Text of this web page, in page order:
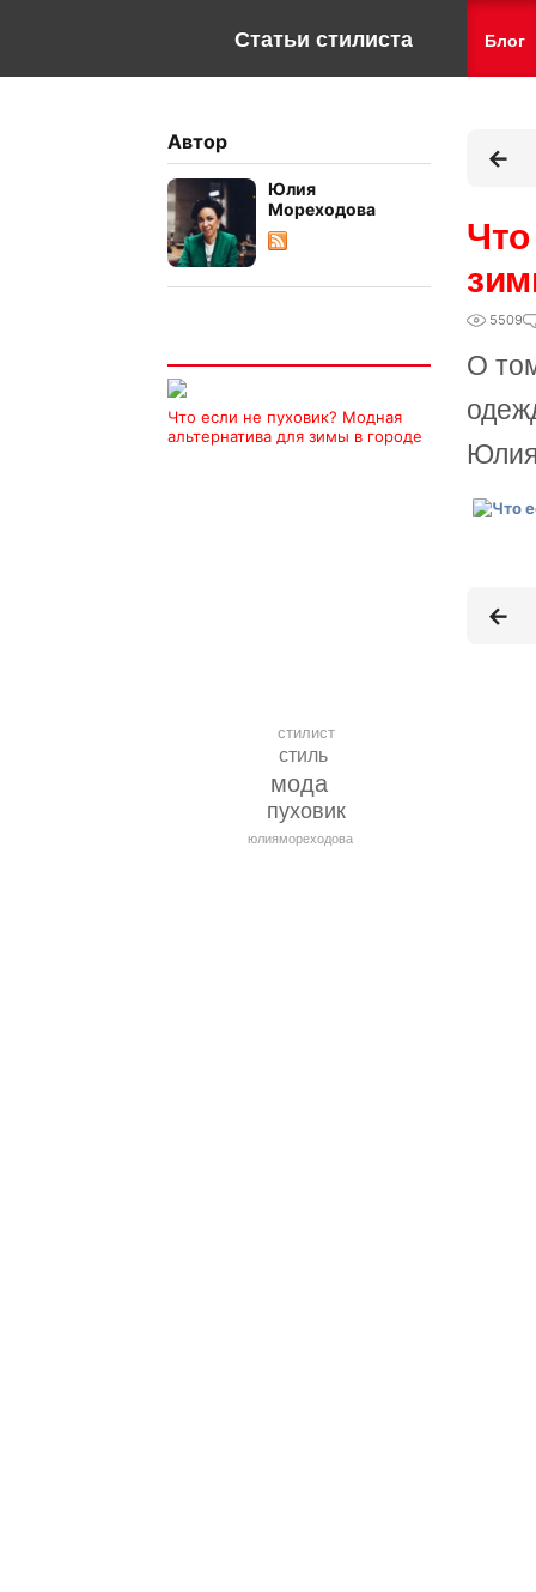
Статьи стилиста Блог
Автор
Юлия
Мореходова
Что если не пуховик? Модная
альтернатива для зимы в городе
мода
пуховик
стиль
стилист
юлиямореходова
5509
О